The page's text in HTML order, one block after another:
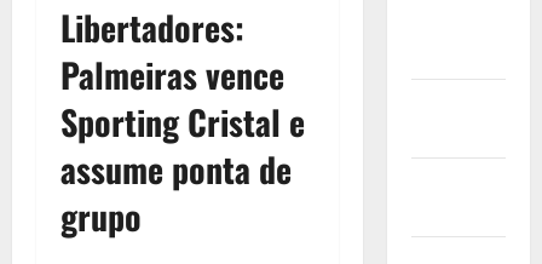
Libertadores:
Palmeiras vence
Sporting Cristal e
assume ponta de
grupo